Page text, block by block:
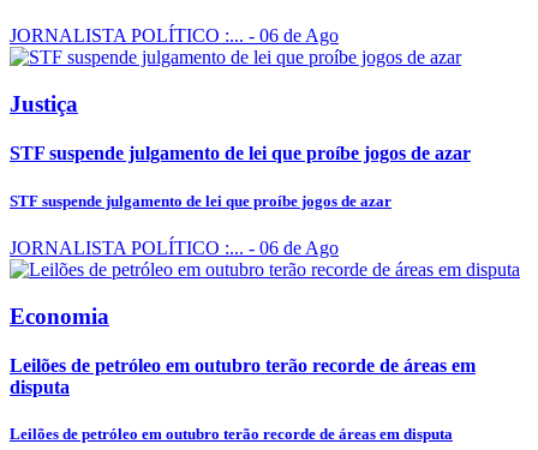
JORNALISTA POLÍTICO :... - 06 de Ago
Justiça
STF suspende julgamento de lei que proíbe jogos de azar
STF suspende julgamento de lei que proíbe jogos de azar
JORNALISTA POLÍTICO :... - 06 de Ago
Economia
Leilões de petróleo em outubro terão recorde de áreas em
disputa
Leilões de petróleo em outubro terão recorde de áreas em disputa